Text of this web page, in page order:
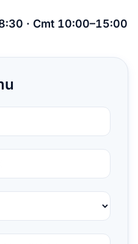
· Cmt 10:00–15:00